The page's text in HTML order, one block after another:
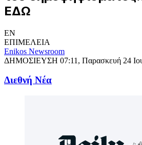
ΕΔΩ
EN
ΕΠΙΜΕΛΕΙΑ
Enikos Newsroom
ΔΗΜΟΣΙΕΥΣΗ 07:11, Παρασκευή 24
Διεθνή Νέα